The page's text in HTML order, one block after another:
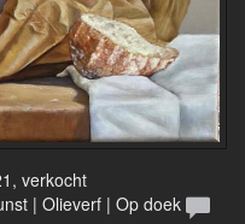
verkocht
| Olieverf | Op doek